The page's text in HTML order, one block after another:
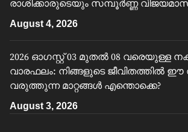
രാശിക്കാരുടെയും സമ്പൂർണ്ണ
August 4, 2026
2026 ഓഗസ്റ്റ് 03 മുതൽ 08 വരെയുള്ള
വാരഫലം: നിങ്ങളുടെ ജീവിതത്തിൽ ഈ
വരുത്തുന്ന മാറ്റങ്ങൾ എന്തൊക്കെ?
August 3, 2026